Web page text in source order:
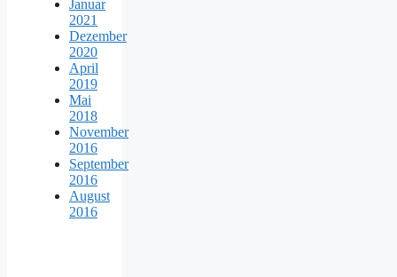
Januar
2021
Dezember
2020
April
2019
Mai
2018
November
2016
September
2016
August
2016